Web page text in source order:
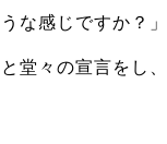
な感じですか？
堂々の宣言をし